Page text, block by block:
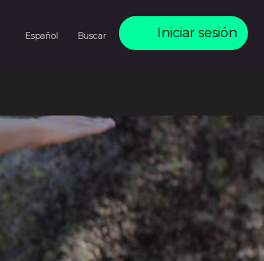
Español Buscar Iniciar sesión